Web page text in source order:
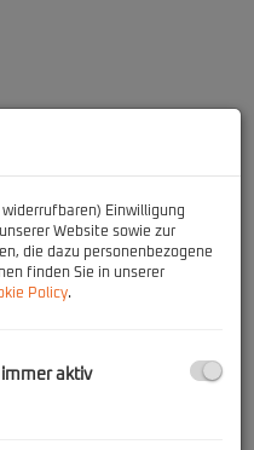
Gebäude aus dem Jahr
vollständig erneuert und
Einwilligung
Website sowie zur
die dazu personenbezogene
finden Sie in unserer
Policy.
immer aktiv